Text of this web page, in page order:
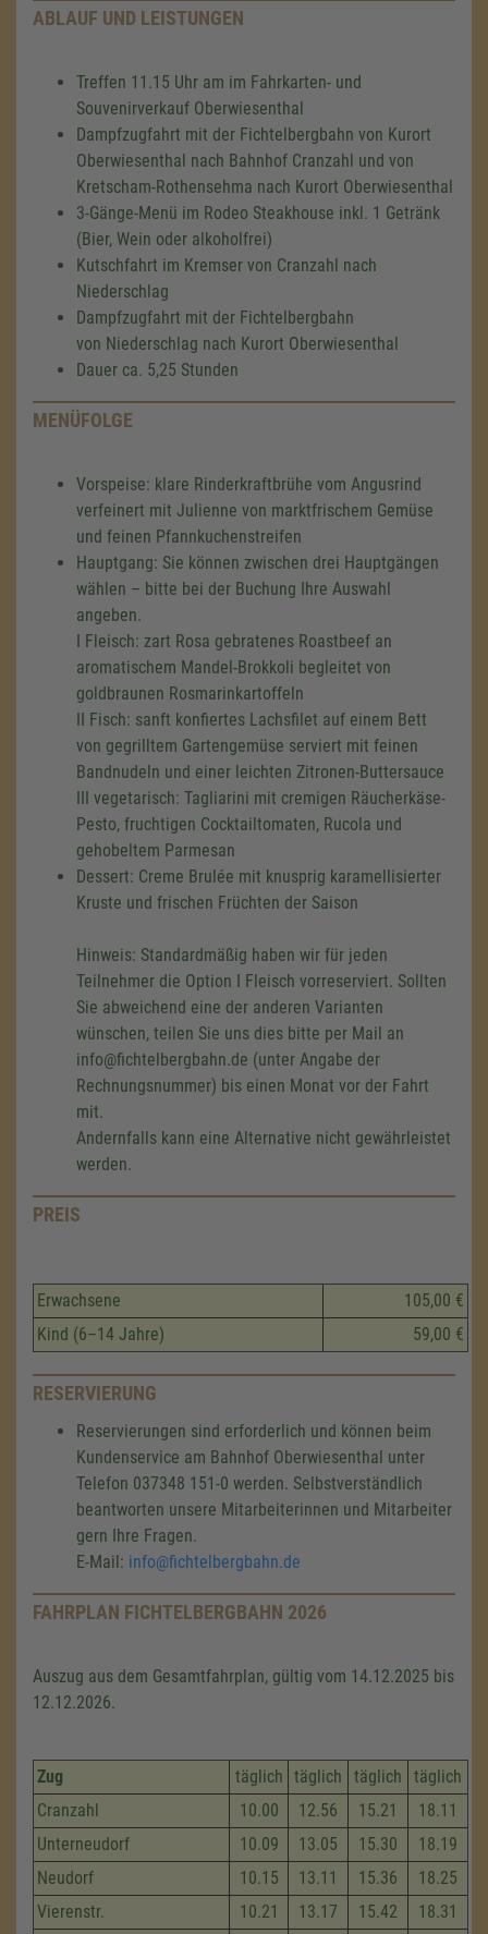
ABLAUF UND LEISTUNGEN
Treffen 11.15 Uhr am im Fahrkarten- und
Souvenirverkauf Oberwiesenthal
Dampfzugfahrt mit der Fichtelbergbahn von Kurort
Oberwiesenthal nach Bahnhof Cranzahl und von
Kretscham-Rothensehma nach Kurort Oberwiesenthal
3-Gänge-Menü im Rodeo Steakhouse inkl. 1 Getränk
(Bier, Wein oder alkoholfrei)
Kutschfahrt im Kremser von Cranzahl nach
Niederschlag
Dampfzugfahrt mit der Fichtelbergbahn
von Niederschlag nach Kurort Oberwiesenthal
Dauer ca. 5,25 Stunden
MENÜFOLGE
Vorspeise: klare Rinderkraftbrühe vom Angusrind
verfeinert mit Julienne von marktfrischem Gemüse
und feinen Pfannkuchenstreifen
Hauptgang: Sie können zwischen drei Hauptgängen
wählen – bitte bei der Buchung Ihre Auswahl
angeben.
I Fleisch: zart Rosa gebratenes Roastbeef an
aromatischem Mandel-Brokkoli begleitet von
goldbraunen Rosmarinkartoffeln
II Fisch: sanft konfiertes Lachsfilet auf einem Bett
von gegrilltem Gartengemüse serviert mit feinen
Bandnudeln und einer leichten Zitronen-Buttersauce
III vegetarisch: Tagliarini mit cremigen Räucherkäse-
Pesto, fruchtigen Cocktailtomaten, Rucola und
gehobeltem Parmesan
Dessert: Creme Brulée mit knusprig karamellisierter
Kruste und frischen Früchten der Saison
Hinweis: Standardmäßig haben wir für jeden
Teilnehmer die Option I Fleisch vorreserviert. Sollten
Sie abweichend eine der anderen Varianten
wünschen, teilen Sie uns dies bitte per Mail an
info@fichtelbergbahn.de (unter Angabe der
Rechnungsnummer) bis einen Monat vor der Fahrt
mit.
Andernfalls kann eine Alternative nicht gewährleistet
werden.
PREIS
Erwachsene
105,00 €
Kind (6–14 Jahre)
59,00 €
RESERVIERUNG
Reservierungen sind erforderlich und können beim
Kundenservice am Bahnhof Oberwiesenthal unter
Telefon 037348 151-0 werden. Selbstverständlich
beantworten unsere Mitarbeiterinnen und Mitarbeiter
gern Ihre Fragen.
E-Mail: info@fichtelbergbahn.de
FAHRPLAN FICHTELBERGBAHN 2026
Auszug aus dem Gesamtfahrplan, gültig vom 14.12.2025 bis
12.12.2026.
Zug täglich täglich täglich
täglich
Cranzahl
10.00 12.56 15.21
18.11
Unterneudorf
10.09 13.05 15.30
18.19
Neudorf
10.15 13.11 15.36
18.25
Vierenstr.
10.21 13.17 15.42
18.31